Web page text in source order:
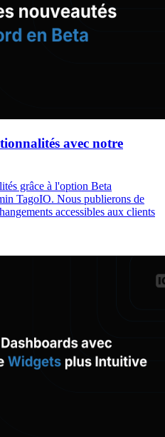
avec notre
grâce à l'option Beta
TagoIO. Nous publierons de
accessibles aux clients